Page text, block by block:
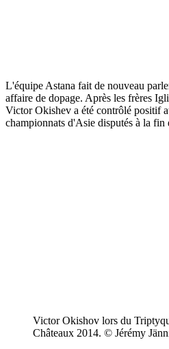
L'équipe Astana fait de nouveau
affaire de dopage. Après les frères
Victor Okishev a été contrôlé positif
championnats d'Asie disputés à la fin
Victor Okishov lors du
Châteaux 2014. © Jérémy